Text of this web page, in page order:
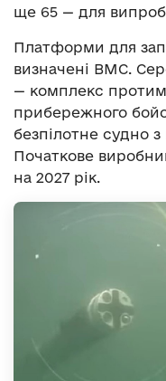
ще 65 — для
Платформи для
визначені ВМС.
— комплекс
прибережного
безпілотне судно
Початкове
на 2027 рік.